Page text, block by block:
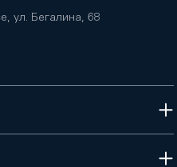
ул. Бегалина, 68